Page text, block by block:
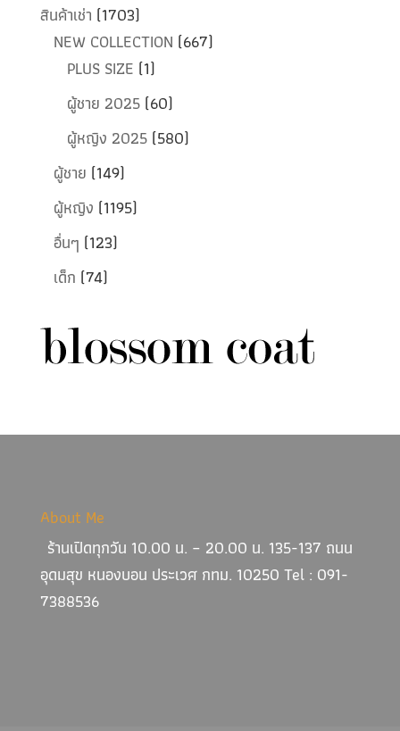
สินค้าเช่า (1703)
NEW COLLECTION (667)
PLUS SIZE (1)
ผู้ชาย 2025 (60)
ผู้หญิง 2025 (580)
ผู้ชาย (149)
ผู้หญิง (1195)
อื่นๆ (123)
เด็ก (74)
About Me
ร้านเปิดทุกวัน 10.00 น. – 20.00 น. 135-137 ถนน
อุดมสุข หนองบอน ประเวศ กทม. 10250 Tel : 091-
7388536